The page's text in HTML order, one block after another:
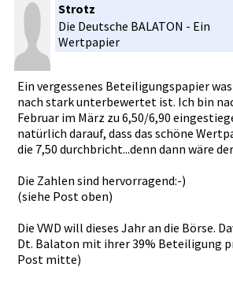
Strotz
Die Deutsche BALATON - Ein
Wertpapier­
Ein vergessene­s Beteiligun­gspapier
nach stark unterbewer­tet ist. Ich bin
Februar im März zu 6,50/6,90
natürlich darauf, dass das schöne
die 7,50 durchbrich­t...denn dann wäre
Die Zahlen sind hervorrage­nd:-)
(siehe Post oben)
Die VWD will dieses Jahr an die Börse.
Dt. Balaton mit ihrer 39% Beteiligun­g
Post mitte)